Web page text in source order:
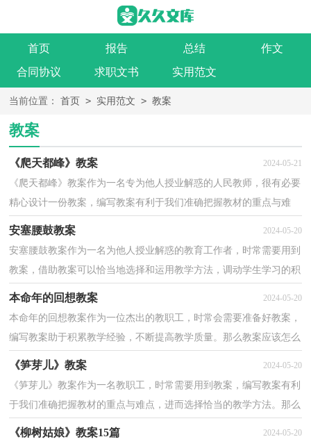
首页 报告 总结
作文
合同协议
求职文书 实用范文
当前位置： 首页 > 实用范文 > 教案
教案
《爬天都峰》教案 2024-05-21
《爬天都峰》教案作为一名专为他人授业解惑的人民教师，很有必要
精心设计一份教案，编写教案有利于我们准确把握教材的重点与难
点，进而选择恰当的教学方法。那么优秀的教案是什么...
安塞腰鼓教案 2024-05-20
安塞腰鼓教案作为一名为他人授业解惑的教育工作者，时常需要用到
教案，借助教案可以恰当地选择和运用教学方法，调动学生学习的积
极性。那么问题来了，教案应该怎么写？以下是小编整理...
本命年的回想教案 2024-05-20
本命年的回想教案作为一位杰出的教职工，时常会需要准备好教案，
编写教案助于积累教学经验，不断提高教学质量。那么教案应该怎么
写才合适呢？以下是小编精心整理的本命年的回想教案...
《笋芽儿》教案 2024-05-20
《笋芽儿》教案作为一名教职工，时常需要用到教案，编写教案有利
于我们准确把握教材的重点与难点，进而选择恰当的教学方法。那么
问题来了，教案应该怎么写？下面是小编精心整理的《笋...
《柳树姑娘》教案15篇 2024-05-20